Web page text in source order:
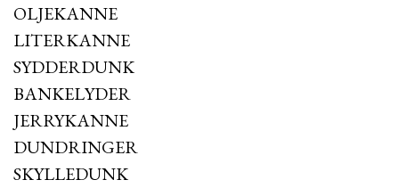
OLJEKANNE
LITERKANNE
SYDDERDUNK
BANKELYDER
JERRYKANNE
DUNDRINGER
SKYLLEDUNK